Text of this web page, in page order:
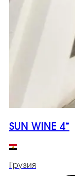
SUN WINE 4*
Грузия